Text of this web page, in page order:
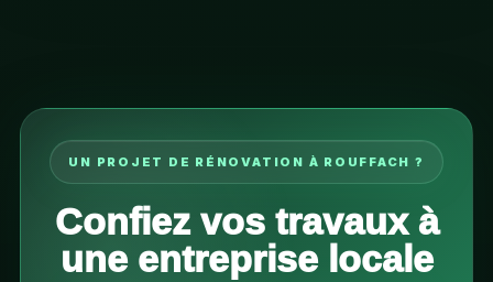
UN PROJET DE RÉNOVATION À ROUFFACH ?
Confiez vos travaux à
une entreprise locale